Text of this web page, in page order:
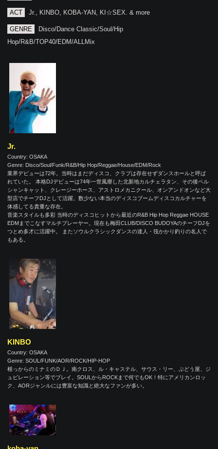
ACT Jr., KINBO, KOBA-YAN, KI☆SEX. & more
GENRE
Disco/Dance Classic/Soul/Hip
Hop/R&B/TOP40/EDM/ALLMix
Jr.
Country: OSAKA
Genre: Disco/Soul/Funk/R&B/Hip Hop/Reggae/House/EDM/Rock
業界デビューは72年。当時はまだディスコ、クラブは存在せずダンスホールと呼ば
れていた。 本格DJデビューは74年一世風靡した北新地カルチェラタン、その後ペル
シャンキャット、クレージーホース、アストロメカニクール、オンアンドオンなど大
型店でチーフDJとして活躍。数少ない本当のディスコブームディスコカルチャーを
体感してる貴重な存在。
音楽スタイルも多彩 当時のディスコヒットから最近のR&B Hip Hop Reggae HOUSE
EDMまでこなすマルチプレーヤー。現在も梅田CLUB/DISCO BUDOYAのチーフDJを
つとめ多才に活躍中。 またソウルクラシックダンスの達人・筏かかり釣りの名人で
もある。
KINBO
Country: OSAKA
Genre: SOUL/FUNK/AOR/ROCK/HIP-HOP
根っからのミナミのＤＪ。南クロス、ル・キャステル、サウス・リー、ぶどう屋、ジ
ュビレーション等でプレイ。SOULからROCKまで何でもOK！特にアメリカンロッ
ク、AORジャンルには豊富な知識と絶大なファンが多い。